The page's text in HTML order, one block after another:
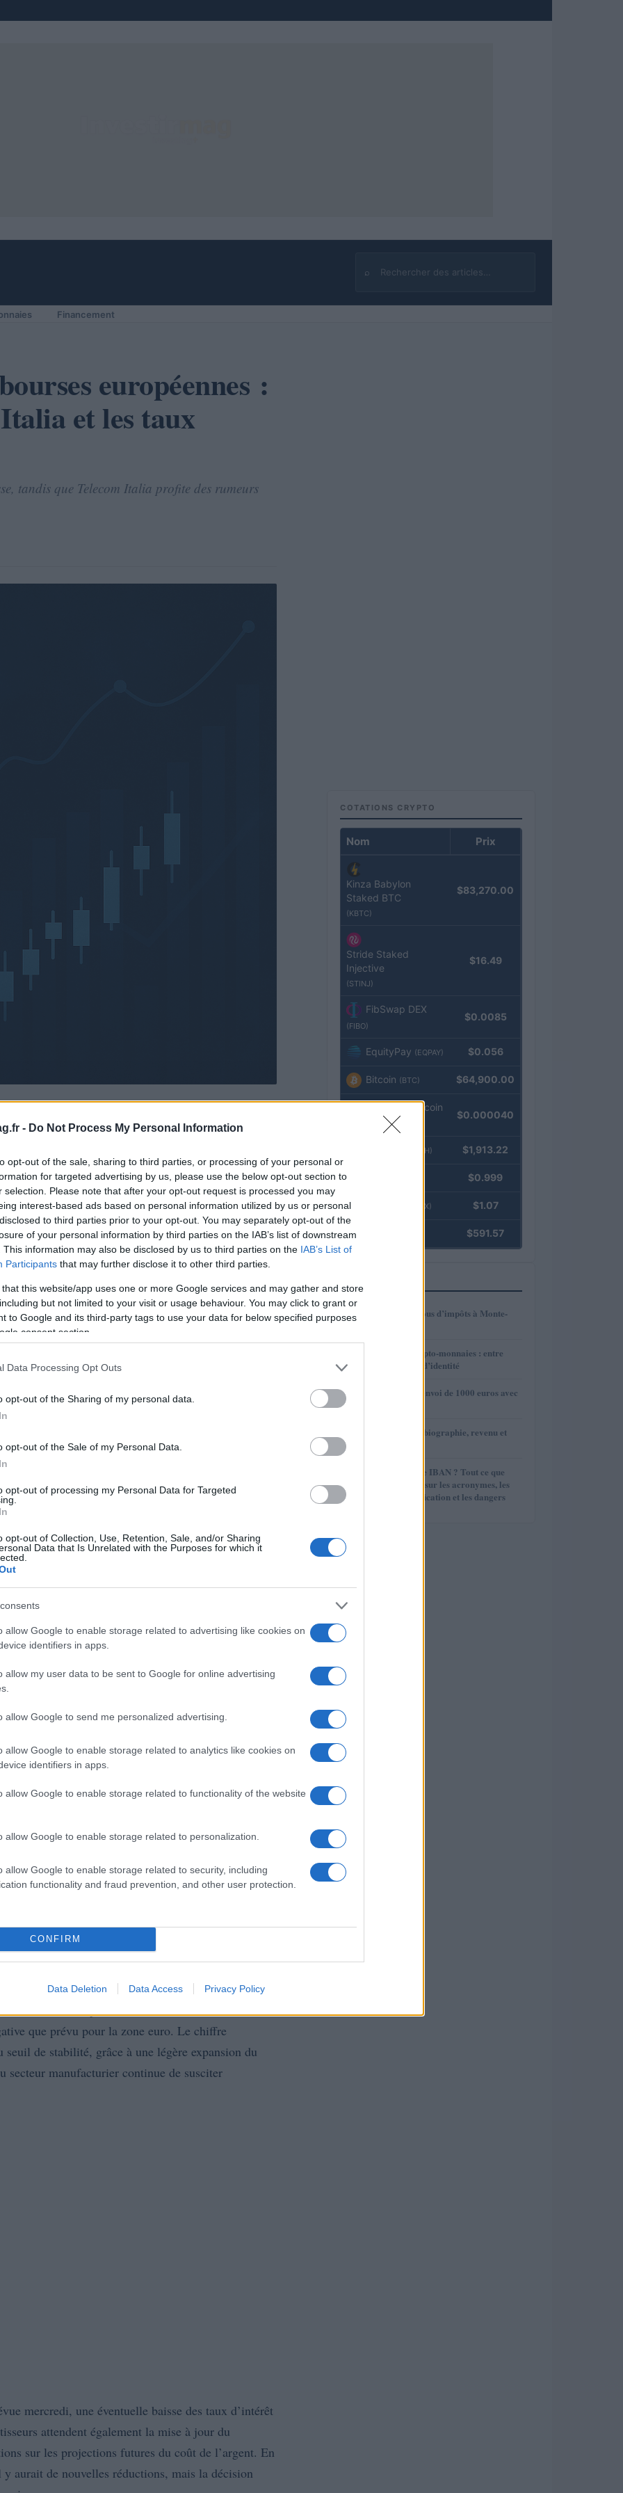
- Do Not Process My Personal Information
opt-out of the sale, sharing to third parties, or processing of your personal or
for targeted advertising by us, please use the below opt-out section to
selection. Please note that after your opt-out request is processed you may
interest-based ads based on personal information utilized by us or personal
to third parties prior to your opt-out. You may separately opt-out of the
of your personal information by third parties on the IAB’s list of downstream
This information may also be disclosed by us to third parties on the IAB’s List of
Participants that may further disclose it to other third parties.
that this website/app uses one or more Google services and may gather and store
but not limited to your visit or usage behaviour. You may click to grant or
to Google and its third-party tags to use your data for below specified purposes
consent section.
Data Processing Opt Outs
opt-out of the Sharing of my personal data.
opt-out of the Sale of my Personal Data.
opt-out of processing my Personal Data for Targeted
opt-out of Collection, Use, Retention, Sale, and/or Sharing
Data that Is Unrelated with the Purposes for which it
allow Google to enable storage related to advertising like cookies on
identifiers in apps.
allow my user data to be sent to Google for online advertising
allow Google to send me personalized advertising.
allow Google to enable storage related to analytics like cookies on
identifiers in apps.
allow Google to enable storage related to functionality of the website
allow Google to enable storage related to personalization.
allow Google to enable storage related to security, including
functionality and fraud prevention, and other user protection.
CONFIRM
Data Deletion Data Access Privacy Policy
⌕
Rechercher
Financement
européennes :
et les taux
tandis que Telecom Italia profite des rumeurs
faiblement, le
, qui ont perdu 4,4 % et 2,6 %
les incertitudes économiques qui continuent
rumeurs concernant un éventuel intérêt deCVC
majoritaire dans Vivendi.
soulignant à quel point la dynamique des
mobilières, même dans un environnement de
d’intérêt
suivent de près les
que prévu pour la zone euro. Le chiffre
seuil de stabilité, grâce à une légère expansion du
secteur manufacturier continue de susciter
mercredi, une éventuelle baisse des taux d’intérêt
attendent également la mise à jour du
sur les projections futures du coût de l’argent. En
y aurait de nouvelles réductions, mais la décision
COTATIONS CRYPTO
Nom Prix
Kinza Babylon
Staked BTC
(KBTC)
$83,270.00
Stride Staked
Injective
(STINJ)
$16.49
FibSwap DEX
(FIBO)
$0.0085
EquityPay (EQPAY) $0.056
Bitcoin (BTC) $64,900.00
VNST Stablecoin
$0.000040
(ETH) $1,913.22
$0.999
(USDEX) $1.07
$591.57
1 Combien payez-vous d’impôts à Monte-
Carlo ?
Évolution des crypto-monnaies : entre
maturité et perte d’identité
3
Combien coûte l’envoi de 1000 euros avec
4
Yossi Ghinsberg: biographie, revenu et
A quoi sert le code IBAN ? Tout ce que
vous devez savoir sur les acronymes, les
exemples, la vérification et les dangers